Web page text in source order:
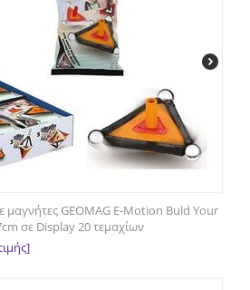
μαγνήτες GEOMAG E-Motion Buld Your
σε Display 20 τεμαχίων